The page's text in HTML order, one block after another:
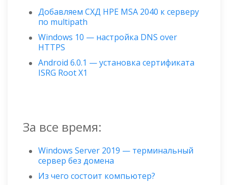
Добавляем СХД HPE MSA 2040 к серверу
по multipath
Windows 10 — настройка DNS over
HTTPS
Android 6.0.1 — установка сертификата
ISRG Root X1
За все время:
Windows Server 2019 — терминальный
сервер без домена
Из чего состоит компьютер?